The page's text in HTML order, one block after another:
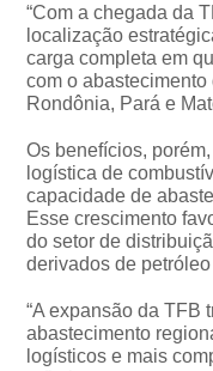
“Com a chegada da
localização
carga completa em
com o
Rondônia, Pará e
Os benefícios,
logística de
capacidade de
Esse crescimento
do setor de
derivados de
“A expansão da TFB
abastecimento
logísticos e mais